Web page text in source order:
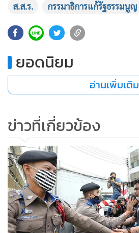
เกม
• SMEs
•
• อินโดจีน
Factcheck
• ญี่ปุ่น
• News1
• Gotomanager
ส.ส.ร. กรรมาธิการแก้รัฐธรรมนูญ
ยอดนิยม
อ่านเพิ่มเติม
ข่าวที่เกี่ยวข้อง